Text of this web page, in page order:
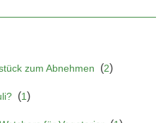
zum Abnehmen (2)
(1)